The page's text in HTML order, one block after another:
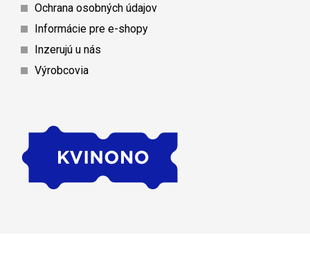
Ochrana osobných údajov
Informácie pre e-shopy
Inzerujú u nás
Výrobcovia